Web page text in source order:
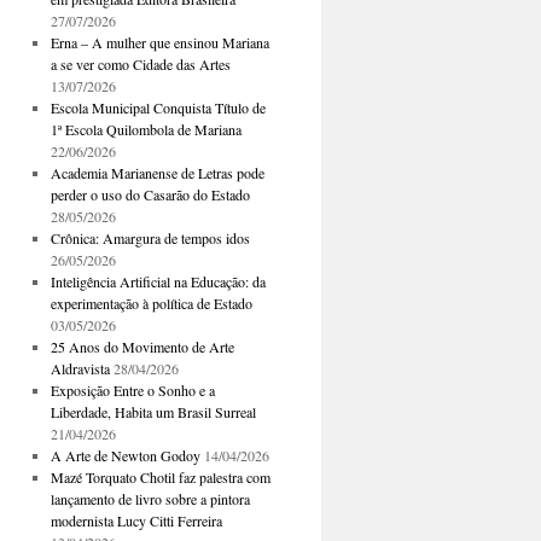
27/07/2026
Erna – A mulher que ensinou Mariana
a se ver como Cidade das Artes
13/07/2026
Escola Municipal Conquista Título de
1ª Escola Quilombola de Mariana
22/06/2026
Academia Marianense de Letras pode
perder o uso do Casarão do Estado
28/05/2026
Crônica: Amargura de tempos idos
26/05/2026
Inteligência Artificial na Educação: da
experimentação à política de Estado
03/05/2026
25 Anos do Movimento de Arte
Aldravista 28/04/2026
Exposição Entre o Sonho e a
Liberdade, Habita um Brasil Surreal
21/04/2026
A Arte de Newton Godoy 14/04/2026
Mazé Torquato Chotil faz palestra com
lançamento de livro sobre a pintora
modernista Lucy Citti Ferreira